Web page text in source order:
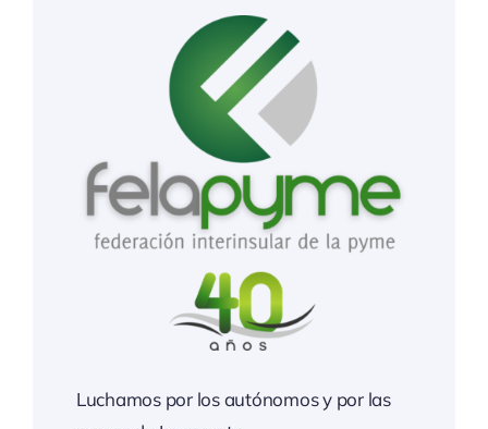
Luchamos por los autónomos y por las